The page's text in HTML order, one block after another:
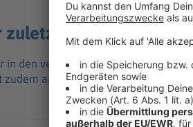
zuletzt mehrfach
in den vergangenen Jahren
zudem an der schmerzhaften